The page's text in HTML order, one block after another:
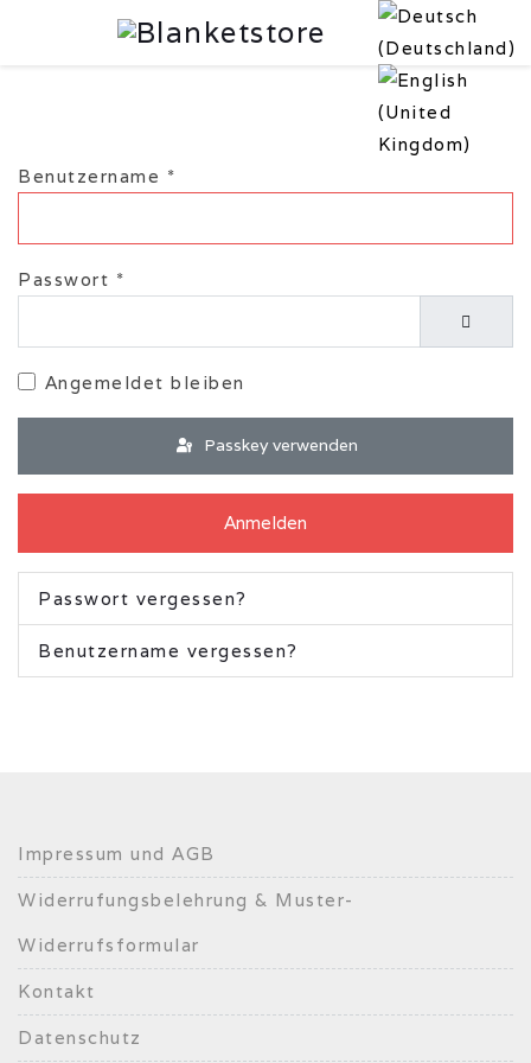
Benutzername *
Passwort *
Angemeldet bleiben
Passkey verwenden
Anmelden
Passwort vergessen?
Benutzername vergessen?
Impressum und AGB
Widerrufungsbelehrung & Muster-
Widerrufsformular
Kontakt
Datenschutz